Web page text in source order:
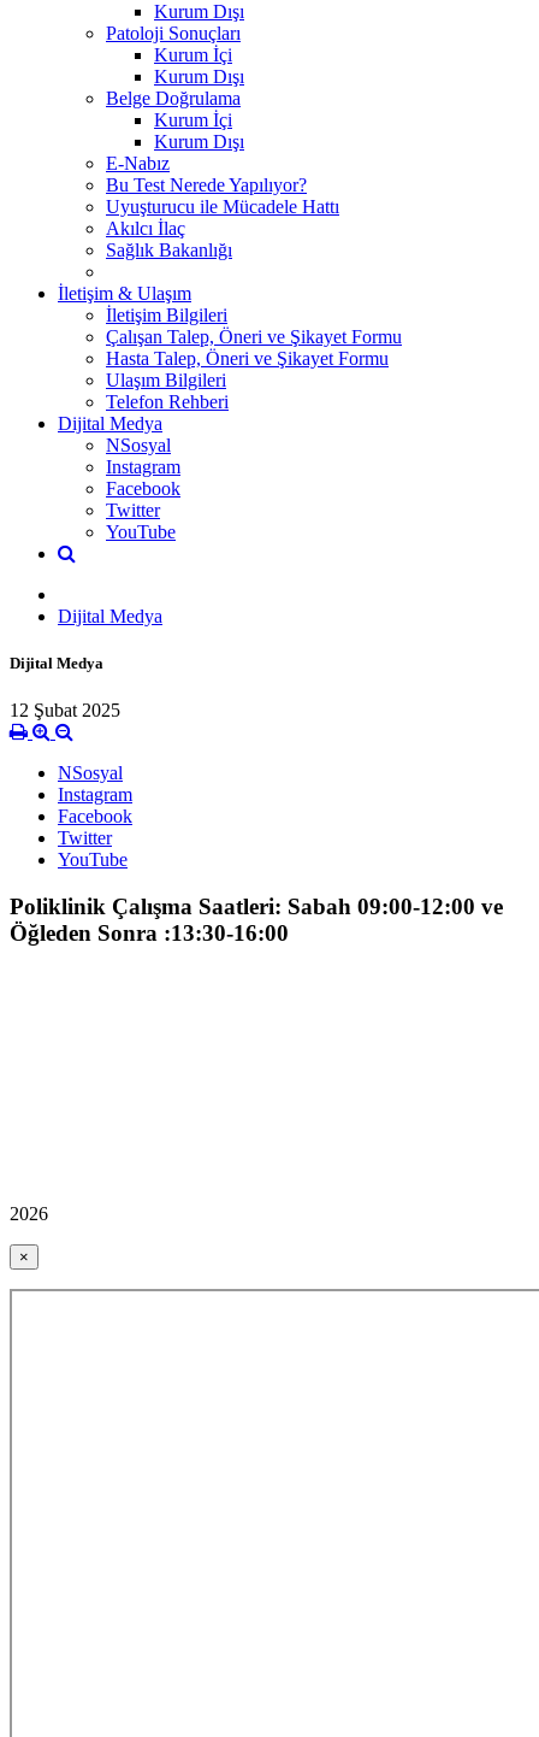
Kurum Dışı
Patoloji Sonuçları
Kurum İçi
Kurum Dışı
Belge Doğrulama
Kurum İçi
Kurum Dışı
E-Nabız
Bu Test Nerede Yapılıyor?
Uyuşturucu ile Mücadele Hattı
Akılcı İlaç
Sağlık Bakanlığı
İletişim & Ulaşım
İletişim Bilgileri
Çalışan Talep, Öneri ve Şikayet Formu
Hasta Talep, Öneri ve Şikayet Formu
Ulaşım Bilgileri
Telefon Rehberi
Dijital Medya
NSosyal
Instagram
Facebook
Twitter
YouTube
Dijital Medya
Dijital Medya
12 Şubat 2025
NSosyal
Instagram
Facebook
Twitter
YouTube
Poliklinik Çalışma Saatleri: Sabah 09:00-12:00 ve
Öğleden Sonra :13:30-16:00
2026
×